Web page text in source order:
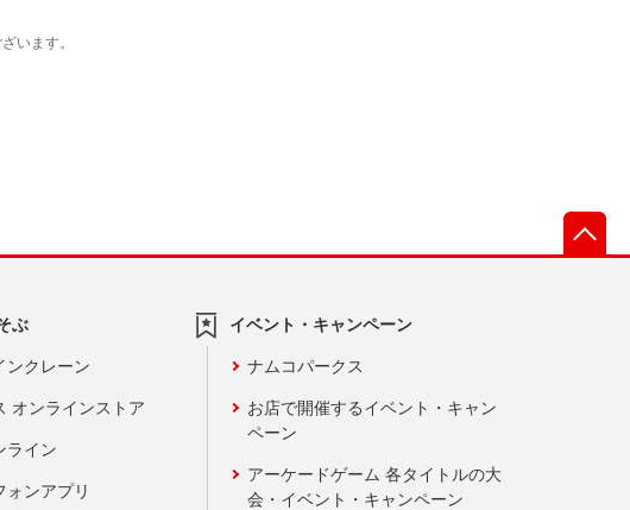
ぶ
ンクレーン
オンラインストア
ライン
ォンアプリ
イベント・キャンペーン
ナムコパークス
お店で開催するイベント・キャン
ペーン
アーケードゲーム 各タイトルの大
会・イベント・キャンペーン